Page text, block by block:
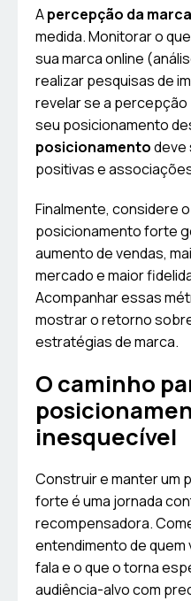
Apercepção da marca
medida. Monitorar o
sua marca online
realizar pesquisas de
revelar se a percepção
seu posicionamento
posicionamentodeve
positivas e
Finalmente, considere
posicionamento forte
aumento de vendas,
mercado e maior
Acompanhar essas
mostrar o retorno
estratégias de marca.
O caminho
inesquecível
Construir e manter um
forte é uma jornada
recompensadora.
entendimento de quem
fala e o que o torna
audiência-alvo com